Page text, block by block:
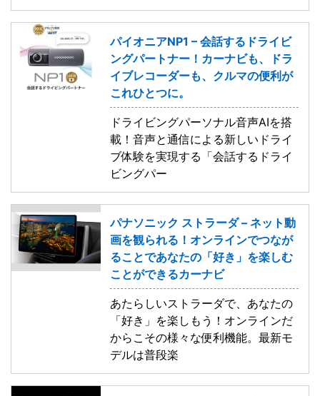
パイオニアNP1 – 会話するドライビ
ングパートナー！カーナビも、ドラ
イブレコーダーも、クルマの便利が
これひとつに。
ドライビングパーソナル音声AIを搭
載！音声と通信による新しいドライ
ブ体験を実現する「会話するドライ
ビングパー
パナソニック ストラーダ – ネット動
画を観られる！オンラインでつなが
ることであなたの「好き」を楽しむ
ことができるカーナビ
あたらしいストラーダで、あなたの
「好き」を楽しもう！オンラインだ
からこその様々な便利機能。最新モ
デルは普段楽